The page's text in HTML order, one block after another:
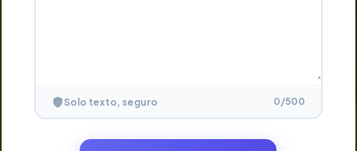
Solo texto, seguro 0/500